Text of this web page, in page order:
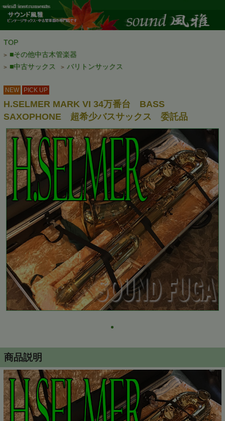
TOP
> ■その他中古木管楽器
> ■中古サックス > バリトンサックス
NEW PICK UP
H.SELMER MARK VI 34万番台 BASS
SAXOPHONE 超希少バスサックス 委託品
商品説明